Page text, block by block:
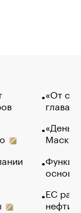
«От
глава
Маск в
основ
ЕС
нефти